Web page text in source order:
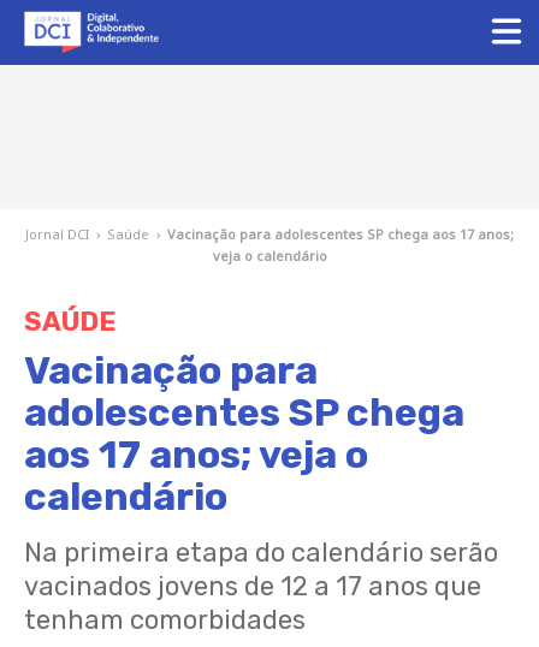
Jornal DCI › Saúde › Vacinação para adolescentes SP chega aos 17 anos;
veja o calendário
SAÚDE
Vacinação para
adolescentes SP chega
aos 17 anos; veja o
calendário
Na primeira etapa do calendário serão
vacinados jovens de 12 a 17 anos que
tenham comorbidades